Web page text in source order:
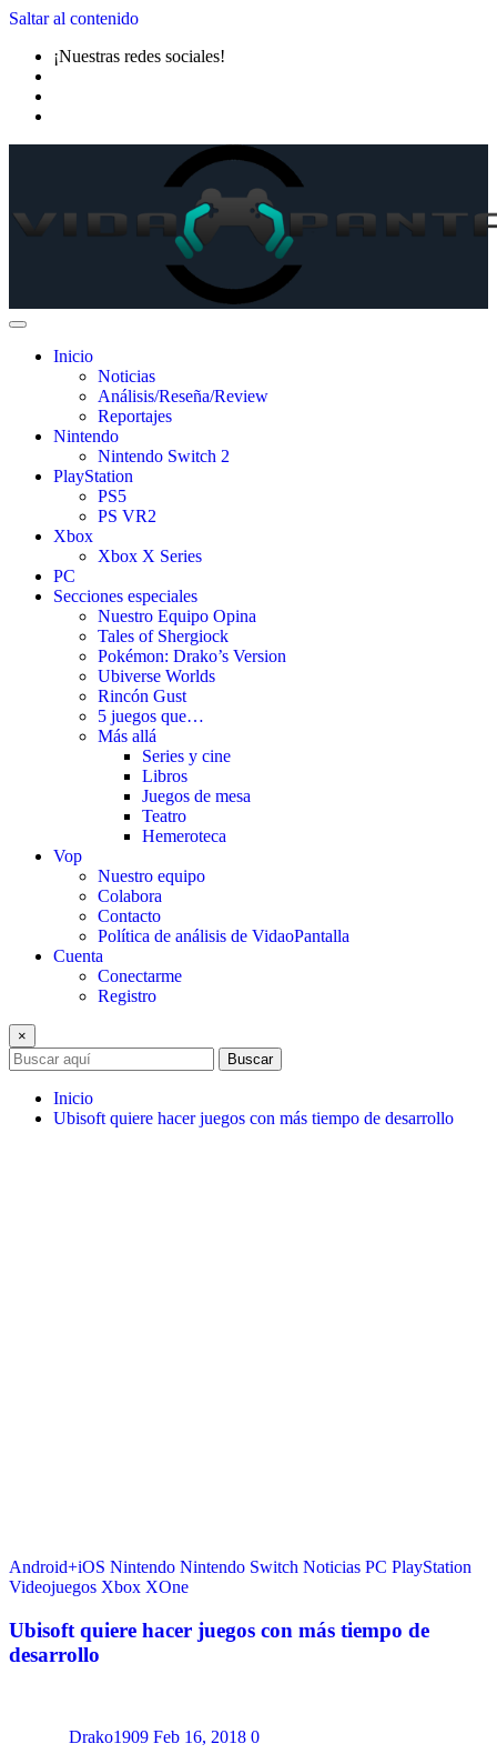
Saltar al contenido
¡Nuestras redes sociales!
Inicio
Noticias
Análisis/Reseña/Review
Reportajes
Nintendo
Nintendo Switch 2
PlayStation
PS5
PS VR2
Xbox
Xbox X Series
PC
Secciones especiales
Nuestro Equipo Opina
Tales of Shergiock
Pokémon: Drako’s Version
Ubiverse Worlds
Rincón Gust
5 juegos que…
Más allá
Series y cine
Libros
Juegos de mesa
Teatro
Hemeroteca
Vop
Nuestro equipo
Colabora
Contacto
Política de análisis de VidaoPantalla
Cuenta
Conectarme
Registro
×
Buscar
Inicio
Ubisoft quiere hacer juegos con más tiempo de desarrollo
Android+iOS Nintendo Nintendo Switch Noticias PC PlayStation
Videojuegos Xbox XOne
Ubisoft quiere hacer juegos con más tiempo de
desarrollo
Drako1909 Feb 16, 2018 0